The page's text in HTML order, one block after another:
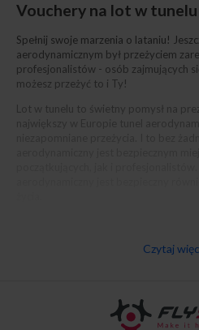
Vouchery na lot w tunelu
Spełnij swoje marzenia o lataniu!
aerodynamicznym był przeżyciem
profesjonalistów - osób zajmujących
możesz przeżyć to i Ty!
Lot w tunelu to świetny pomysł na
Szukasz oryginalnego pomysłu na
zarówno dla osób indywidualnych, jak
Czytaj